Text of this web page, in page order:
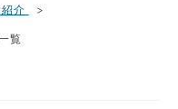
介
覧